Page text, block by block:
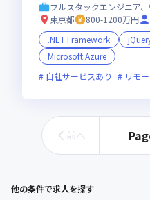
フルスタックエンジニア
東京都
800-1200万円
.NET Framework
Microsoft Azure
自社サービスあり
リモ
前へ
他の条件で求人を探す